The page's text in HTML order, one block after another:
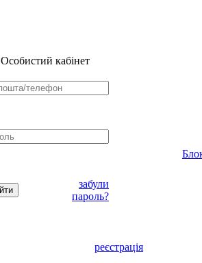
Особистий кабінет
забули
пароль?
реєстрація